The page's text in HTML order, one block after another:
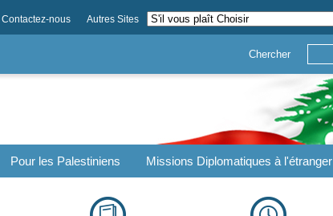
Contactez-nous Autres Sites
Chercher
Pour les Palestiniens Missions Diplomatiques à l'étranger